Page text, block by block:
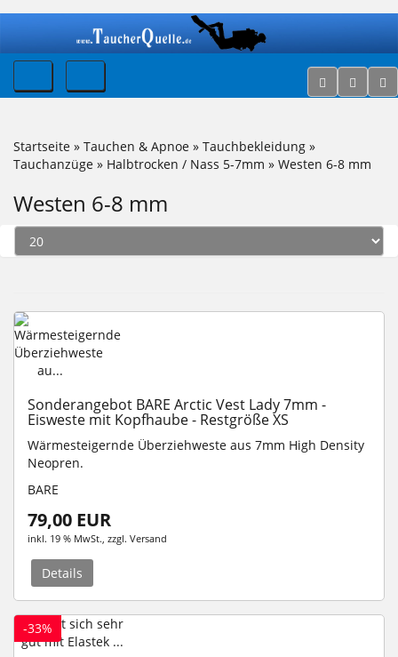
Startseite » Tauchen & Apnoe » Tauchbekleidung »
Tauchanzüge » Halbtrocken / Nass 5-7mm » Westen 6-8 mm
Westen 6-8 mm
Sonderangebot BARE Arctic Vest Lady 7mm -
Eisweste mit Kopfhaube - Restgröße XS
Wärmesteigernde Überziehweste aus 7mm High Density
Neopren.
BARE
79,00 EUR
inkl. 19 % MwSt. , zzgl. Versand
Details
-33%